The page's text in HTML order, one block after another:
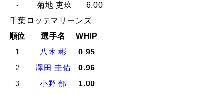
-
菊地 吏玖
6.00
千葉ロッテマリーンズ
順位
選手名
WHIP
1
八木 彬
0.95
2
澤田 圭佑
0.96
3
小野 郁
1.00